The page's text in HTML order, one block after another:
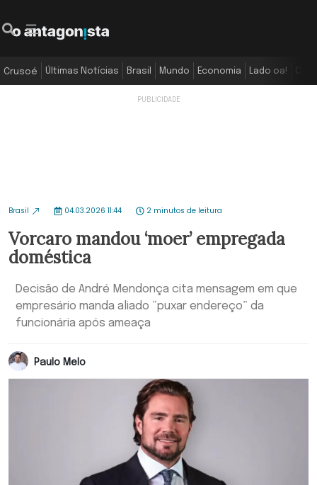
Crusoé Últimas Notícias Brasil Mundo Economia Lado oa!
Brasil 04.03.2026 11:44 2 minutos de leitura
Vorcaro mandou ‘moer’ empregada
doméstica
Decisão de André Mendonça cita mensagem em que
empresário manda aliado “puxar endereço” da
funcionária após ameaça
Paulo Melo